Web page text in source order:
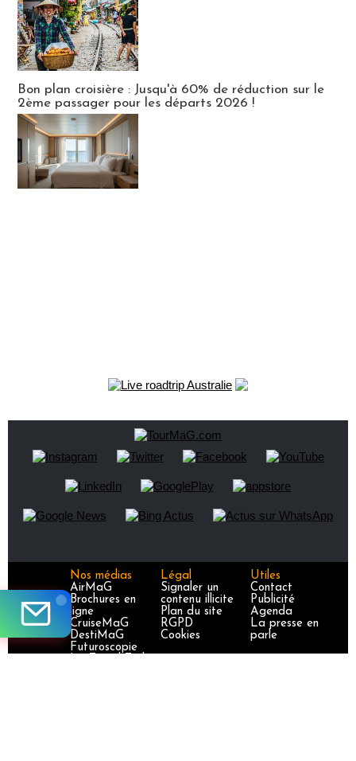
Bon plan croisière : Jusqu'à 60% de réduction sur le
2ème passager pour les départs 2026 !
Nos médias
AirMaG
Brochures en
ligne
CruiseMaG
DestiMaG
Futuroscopie
Légal
Signaler un
contenu illicite
Plan du site
RGPD
Cookies
Utiles
Contact
Publicité
Agenda
La presse en
parle